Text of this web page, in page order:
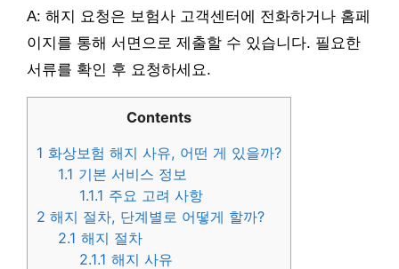
A: 해지 요청은 보험사 고객센터에 전화하거나 홈페
이지를 통해 서면으로 제출할 수 있습니다. 필요한
서류를 확인 후 요청하세요.
Contents
1 화상보험 해지 사유, 어떤 게 있을까?
1.1 기본 서비스 정보
1.1.1 주요 고려 사항
2 해지 절차, 단계별로 어떻게 할까?
2.1 해지 절차
2.1.1 해지 사유